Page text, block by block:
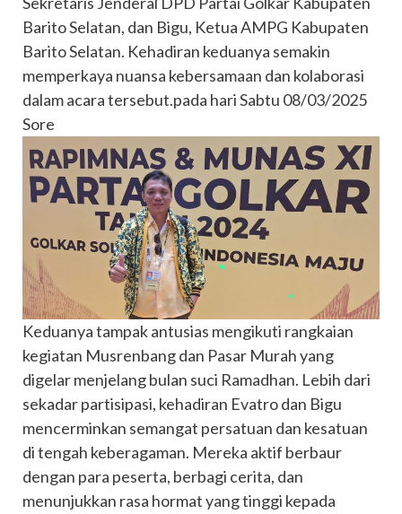
Barito Selatan, dan Bigu, Ketua AMPG Kabupaten
Barito Selatan. Kehadiran keduanya semakin
memperkaya nuansa kebersamaan dan kolaborasi
dalam acara tersebut.pada hari Sabtu 08/03/2025
Sore
Keduanya tampak antusias mengikuti rangkaian
kegiatan Musrenbang dan Pasar Murah yang
digelar menjelang bulan suci Ramadhan. Lebih dari
sekadar partisipasi, kehadiran Evatro dan Bigu
mencerminkan semangat persatuan dan kesatuan
di tengah keberagaman. Mereka aktif berbaur
dengan para peserta, berbagi cerita, dan
menunjukkan rasa hormat yang tinggi kepada